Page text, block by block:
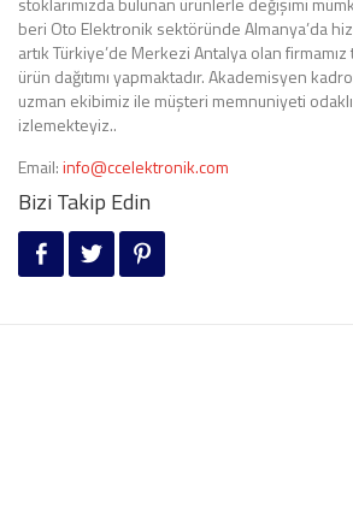
beri Oto Elektronik sektöründe Almanya’da
artık Türkiye’de Merkezi Antalya olan
ürün dağıtımı yapmaktadır. Akademisyen
uzman ekibimiz ile müşteri memnuniyeti
izlemekteyiz..
Email:info@ccelektronik.com
Bizi Takip Edin